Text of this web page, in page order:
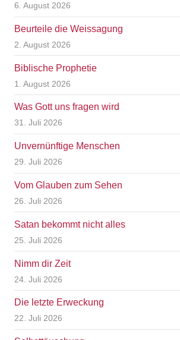
6. August 2026
Beurteile die Weissagung
2. August 2026
Biblische Prophetie
1. August 2026
Was Gott uns fragen wird
31. Juli 2026
Unvernünftige Menschen
29. Juli 2026
Vom Glauben zum Sehen
26. Juli 2026
Satan bekommt nicht alles
25. Juli 2026
Nimm dir Zeit
24. Juli 2026
Die letzte Erweckung
22. Juli 2026